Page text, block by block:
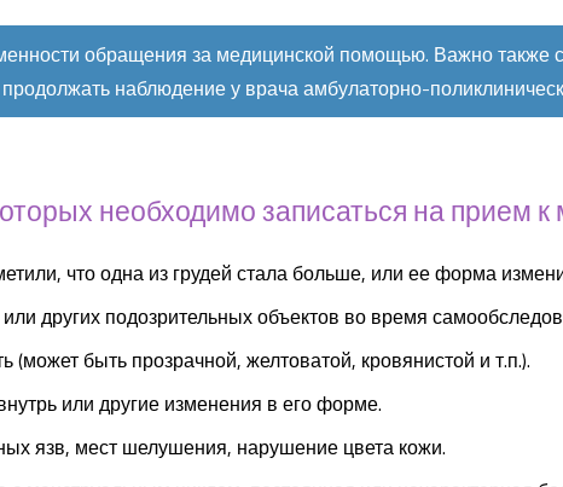
обращения за медицинской помощью. Важно также
наблюдение у врача амбулаторно-
необходимо записаться на прием к
что одна из грудей стала больше, или ее форма
других подозрительных объектов во время
(может быть прозрачной, желтоватой, кровянистой и т.п.).
или другие изменения в его форме.
язв, мест шелушения, нарушение цвета кожи.